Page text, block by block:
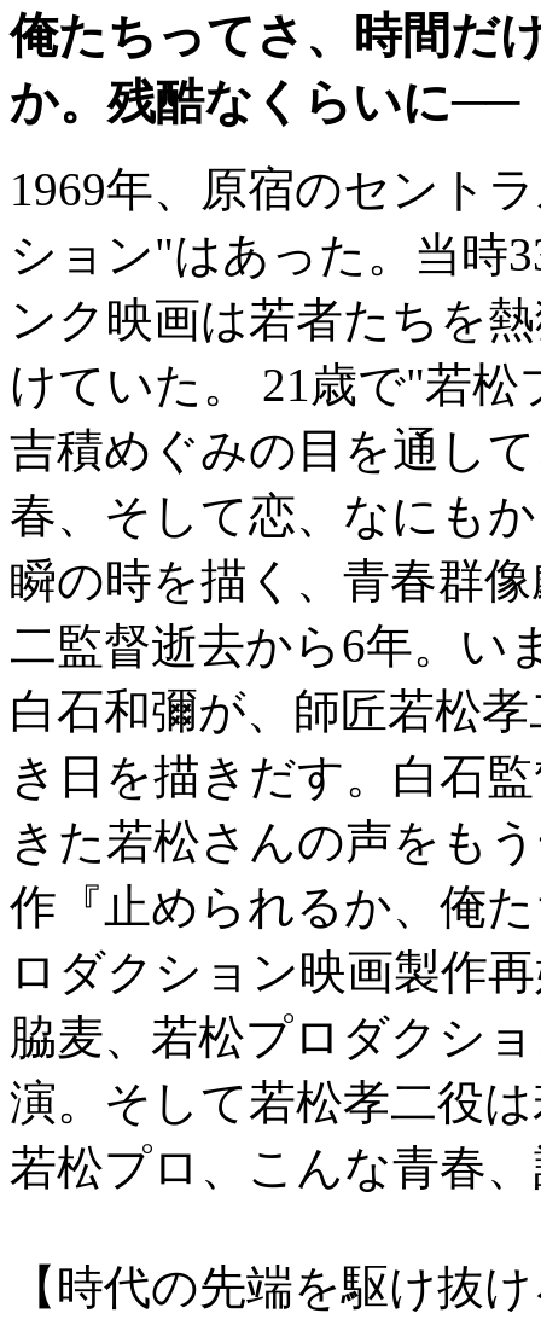
俺たちってさ、時間だ
か。残酷なくらいに──
1969年、原宿のセント
ション"はあった。当時
ンク映画は若者たちを
けていた。 21歳で"若
吉積めぐみの目を通し
春、そして恋、なにも
瞬の時を描く、青春群
二監督逝去から6年。い
白石和彌が、師匠若松
き日を描きだす。白石
きた若松さんの声をも
作『止められるか、俺
ロダクション映画製作
脇麦、若松プロダクシ
演。そして若松孝二役
若松プロ、こんな青春
【時代の先端を駆け抜